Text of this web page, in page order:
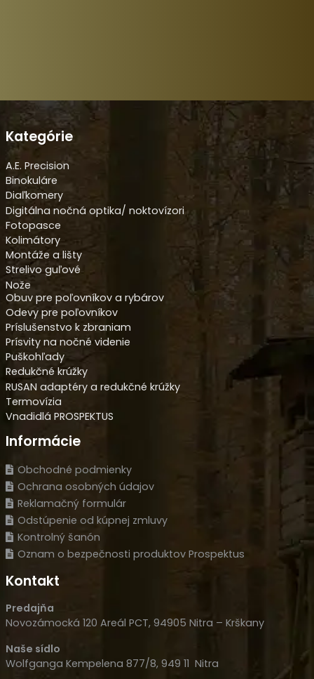
Kategórie
A.E. Precision
Binokuláre
Diaľkomery
Digitálna nočná optika/ noktovízori
Fotopasce
Kolimátory
Montáže a lišty
Strelivo guľové
Nože
Obuv pre poľovníkov a rybárov
Odevy pre poľovníkov
Príslušenstvo k zbraniam
Prísvity na nočné videnie
Puškohľady
Redukčné krúžky
RUSAN adaptéry a redukčné krúžky
Termovízia
Vnadidlá PROSPEKTUS
Informácie
Obchodné podmienky
Ochrana osobných údajov
Reklamačný formulár
Odstúpenie od kúpnej zmluvy
Kontrolný šanón
Oznam o bezpečnosti produktov Prospektus
Kontakt
Predajňa
Novozámocká 120 Areál PCT, 94905 Nitra – Krškany
Naše sídlo
Wolfganga Kempelena 877/8, 949 11 Nitra